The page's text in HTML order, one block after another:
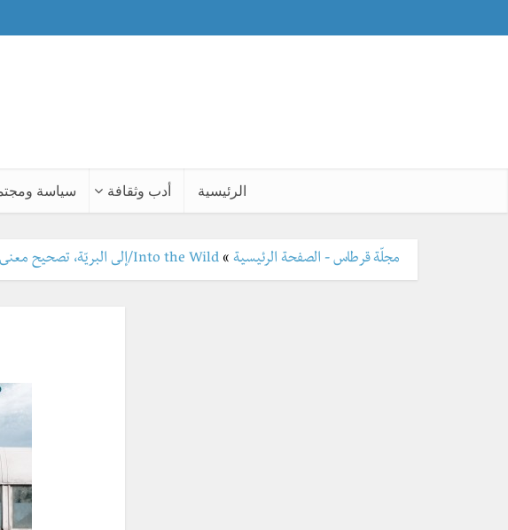
الرئيسية أدب وثقافة سياسة
مجلّة قرطاس - الصفحة الرئيسية » Into the Wild/إلى البريّة، تصحيح معنى السعادة